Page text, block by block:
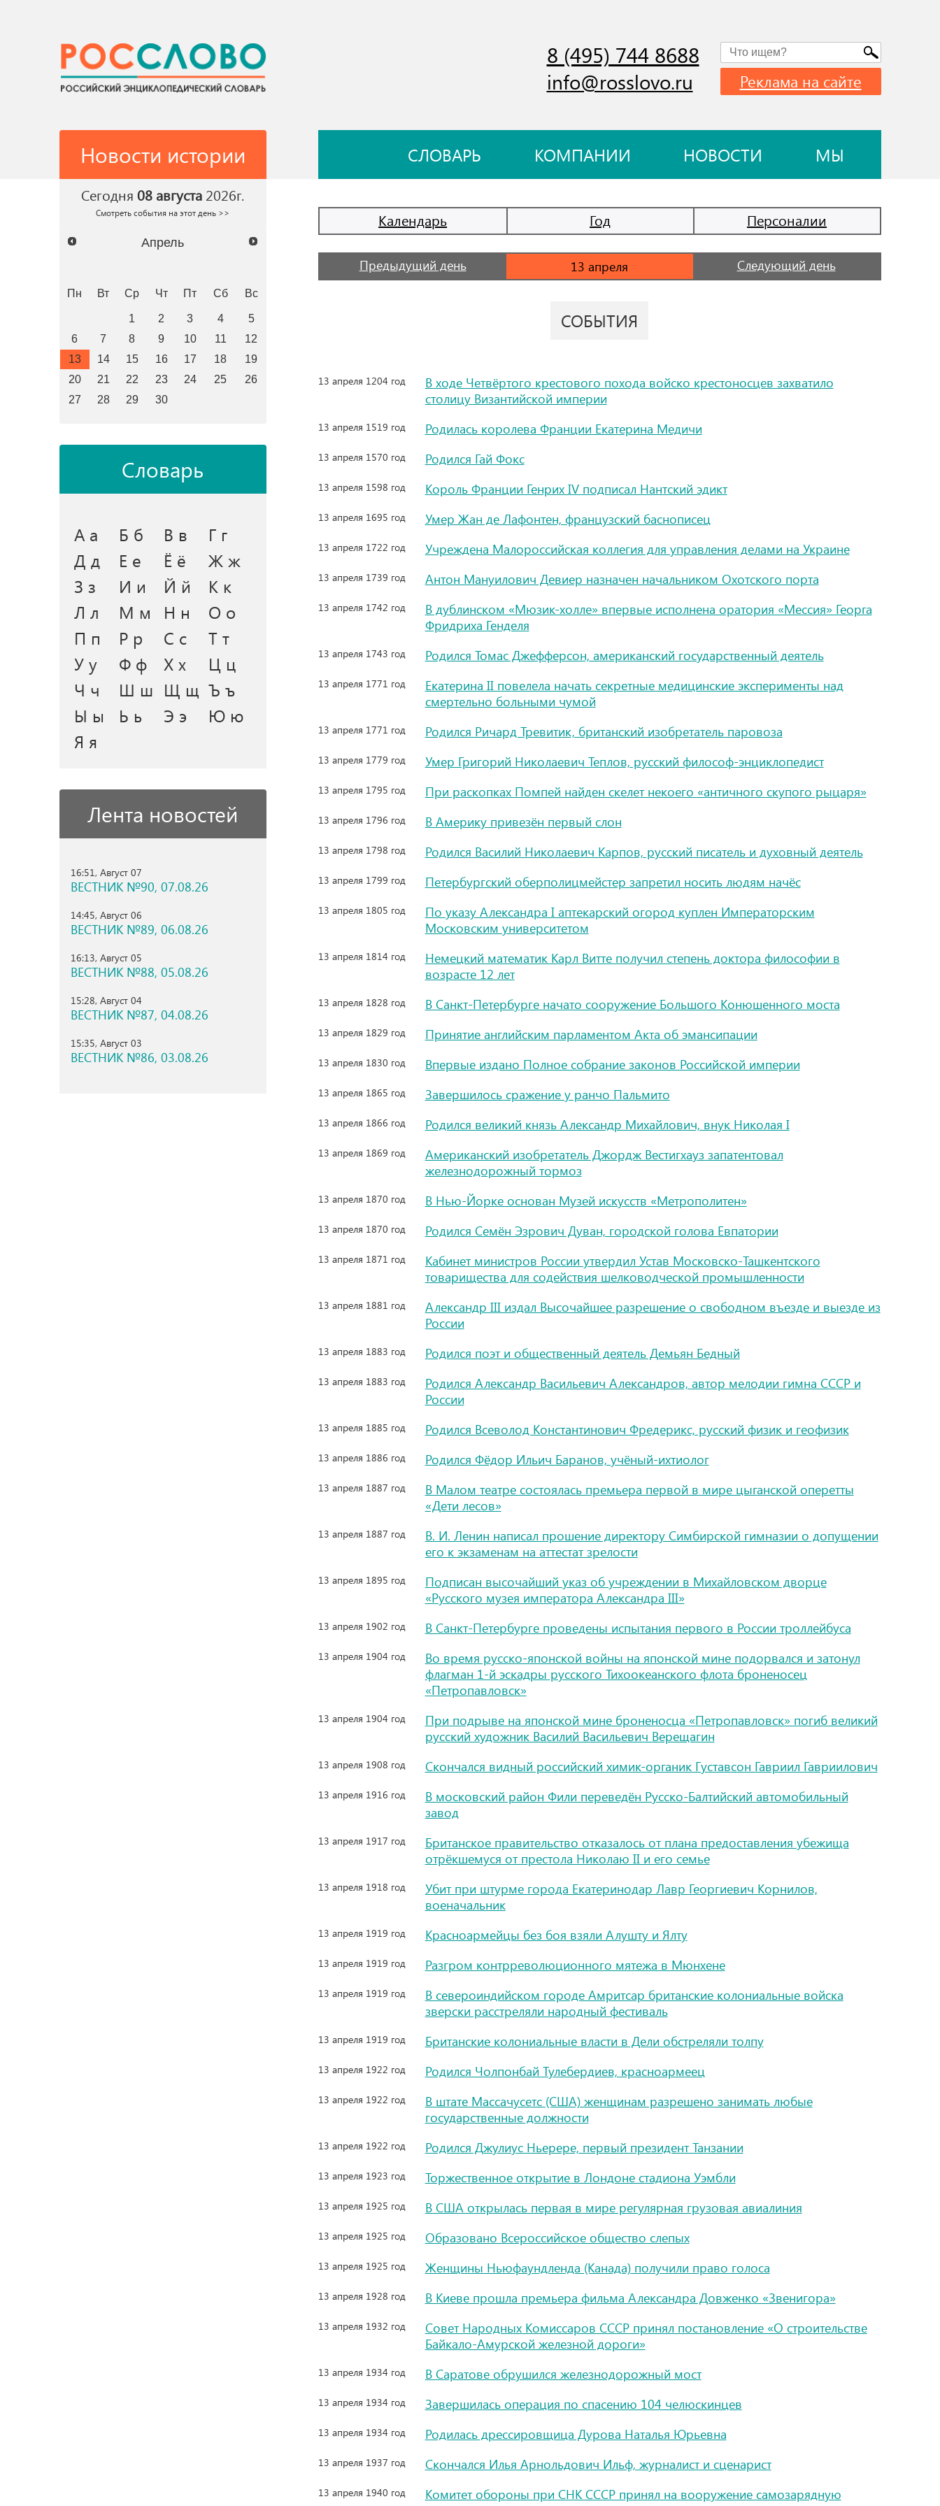
8 (495) 744 8688
info@rosslovo.ru Реклама на сайте
Новости истории СЛОВАРЬ КОМПАНИИ НОВОСТИ МЫ
Сегодня 08 августа 2026г.
Смотреть события на этот день >>
Апрель
Пн Вт Ср Чт Пт Сб Вс
1 2 3 4
5
6
7 8 9 10 11
12
13
14 15 16 17 18
19
20
21 22 23 24 25
26
27
28 29 30
Словарь
А а Б б В в
Г г
Д д
Е е Ё ё
Ж ж
З з
И и Й й
К к
Л л
М м Н н
О о
П п
Р р С с
Т т
У у
Ф ф Х х
Ц ц
Ч ч
Ш ш Щ щ Ъ ъ
Ы ы
Ь ь Э э
Ю ю
Я я
Лента новостей
16:51, Август 07
ВЕСТНИК №90, 07.08.26
14:45, Август 06
ВЕСТНИК №89, 06.08.26
16:13, Август 05
ВЕСТНИК №88, 05.08.26
15:28, Август 04
ВЕСТНИК №87, 04.08.26
15:35, Август 03
ВЕСТНИК №86, 03.08.26
Календарь Год Персоналии
Предыдущий день Следующий день
СОБЫТИЯ
13 апреля 1204 год
В ходе Четвёртого крестового похода войско крестоносцев захватило
столицу Византийской империи
13 апреля 1519 год Родилась королева Франции Екатерина Медичи
13 апреля 1570 год Родился Гай Фокс
13 апреля 1598 год Король Франции Генрих IV подписал Нантский эдикт
13 апреля 1695 год Умер Жан де Лафонтен, французский баснописец
13 апреля 1722 год Учреждена Малороссийская коллегия для управления делами на Украине
13 апреля 1739 год Антон Мануилович Девиер назначен начальником Охотского порта
13 апреля 1742 год
В дублинском «Мюзик-холле» впервые исполнена оратория «Мессия» Георга
Фридриха Генделя
13 апреля 1743 год Родился Томас Джефферсон, американский государственный деятель
13 апреля 1771 год
Екатерина II повелела начать секретные медицинские эксперименты над
смертельно больными чумой
13 апреля 1771 год Родился Ричард Тревитик, британский изобретатель паровоза
13 апреля 1779 год Умер Григорий Николаевич Теплов, русский философ-энциклопедист
13 апреля 1795 год При раскопках Помпей найден скелет некоего «античного скупого рыцаря»
13 апреля 1796 год В Америку привезён первый слон
13 апреля 1798 год Родился Василий Николаевич Карпов, русский писатель и духовный деятель
13 апреля 1799 год Петербургский оберполицмейстер запретил носить людям начёс
13 апреля 1805 год
По указу Александра I аптекарский огород куплен Императорским
Московским университетом
13 апреля 1814 год
Немецкий математик Карл Витте получил степень доктора философии в
возрасте 12 лет
13 апреля 1828 год В Санкт-Петербурге начато сооружение Большого Kонюшенного моста
13 апреля 1829 год Принятие английским парламентом Акта об эмансипации
13 апреля 1830 год Впервые издано Полное собрание законов Российской империи
13 апреля 1865 год Завершилось сражение у ранчо Пальмито
13 апреля 1866 год Родился великий князь Александр Михайлович, внук Николая I
13 апреля 1869 год
Американский изобретатель Джордж Вестигхауз запатентовал
железнодорожный тормоз
13 апреля 1870 год В Нью-Йорке основан Музей искусств «Метрополитен»
13 апреля 1870 год Родился Семён Эзрович Дуван, городской голова Евпатории
13 апреля 1871 год
Кабинет министров России утвердил Устав Московско-Ташкентского
товарищества для содействия шелководческой промышленности
13 апреля 1881 год
Александр III издал Высочайшее разрешение о свободном въезде и выезде из
России
13 апреля 1883 год Родился поэт и общественный деятель Демьян Бедный
13 апреля 1883 год
Родился Александр Васильевич Александров, автор мелодии гимна СССР и
России
13 апреля 1885 год Родился Всеволод Константинович Фредерикс, русский физик и геофизик
13 апреля 1886 год Родился Фёдор Ильич Баранов, учёный-ихтиолог
13 апреля 1887 год
В Малом театре состоялась премьера первой в мире цыганской оперетты
«Дети лесов»
13 апреля 1887 год
В. И. Ленин написал прошение директору Симбирской гимназии о допущении
его к экзаменам на аттестат зрелости
13 апреля 1895 год
Подписан высочайший указ об учреждении в Михайловском дворце
«Русского музея императора Александра III»
13 апреля 1902 год В Санкт-Петербурге проведены испытания первого в России троллейбуса
13 апреля 1904 год
Во время русско-японской войны на японской мине подорвался и затонул
флагман 1-й эскадры русского Тихоокеанского флота броненосец
«Петропавловск»
13 апреля 1904 год
При подрыве на японской мине броненосца «Петропавловск» погиб великий
русский художник Василий Васильевич Верещагин
13 апреля 1908 год Скончался видный российский химик-органик Густавсон Гавриил Гавриилович
13 апреля 1916 год
В московский район Фили переведён Русско-Балтийский автомобильный
завод
13 апреля 1917 год
Британское правительство отказалось от плана предоставления убежища
отрёкшемуся от престола Николаю II и его семье
13 апреля 1918 год
Убит при штурме города Екатеринодар Лавр Георгиевич Корнилов,
военачальник
13 апреля 1919 год Красноармейцы без боя взяли Алушту и Ялту
13 апреля 1919 год Разгром контрреволюционного мятежа в Мюнхене
13 апреля 1919 год
В североиндийском городе Амритсар британские колониальные войска
зверски расстреляли народный фестиваль
13 апреля 1919 год Британские колониальные власти в Дели обстреляли толпу
13 апреля 1922 год Родился Чолпонбай Тулебердиев, красноармеец
13 апреля 1922 год
В штате Массачусетс (США) женщинам разрешено занимать любые
государственные должности
13 апреля 1922 год Родился Джулиус Ньерере, первый президент Танзании
13 апреля 1923 год Торжественное открытие в Лондоне стадиона Уэмбли
13 апреля 1925 год В США открылась первая в мире регулярная грузовая авиалиния
13 апреля 1925 год Образовано Всероссийское общество слепых
13 апреля 1925 год Женщины Ньюфаундленда (Канада) получили право голоса
13 апреля 1928 год В Киеве прошла премьера фильма Александра Довженко «Звенигора»
13 апреля 1932 год
Совет Народных Комиссаров СССР принял постановление «О строительстве
Байкало-Амурской железной дороги»
13 апреля 1934 год В Саратове обрушился железнодорожный мост
13 апреля 1934 год Завершилась операция по спасению 104 челюскинцев
13 апреля 1934 год Родилась дрессировщица Дурова Наталья Юрьевна
13 апреля 1937 год Скончался Илья Арнольдович Ильф, журналист и сценарист
13 апреля 1940 год
Комитет обороны при СНК СССР принял на вооружение самозарядную